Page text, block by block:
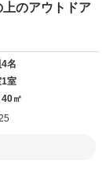
のアウトドア
4名
1室
40㎡